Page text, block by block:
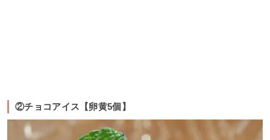
②チョコアイス【卵黄5個】